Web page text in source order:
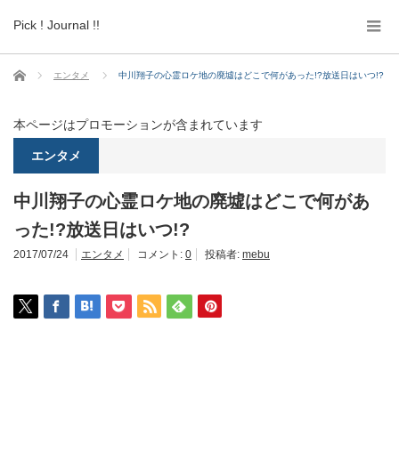
Pick ! Journal !!
ホーム エンタメ 中川翔子の心霊ロケ地の廃墟はどこで何があった!?放送日はいつ!?
本ページはプロモーションが含まれています
エンタメ
中川翔子の心霊ロケ地の廃墟はどこで何があ
った!?放送日はいつ!?
2017/07/24 エンタメ コメント: 0 投稿者: mebu